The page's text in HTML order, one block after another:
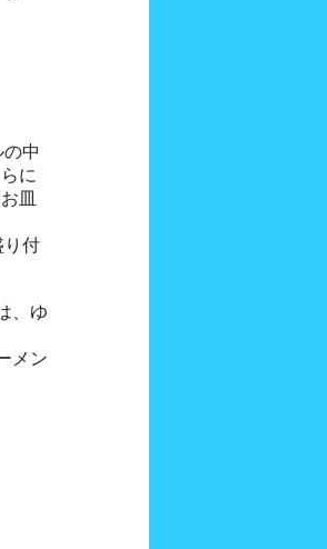
中
に
皿
り付
、ゆ
メン